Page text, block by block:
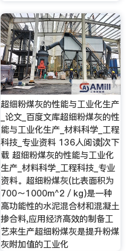
超细粉煤灰的性能与工业化生产
_论文_百度文库超细粉煤灰的性
能与工业化生产_材料科学_工程
科技_专业资料 136人阅读|次下
载 超细粉煤灰的性能与工业化
生产_材料科学_工程科技_专业
资料。超细粉煤灰(比表面积为
700～1000m^2／kg)是一种
高功能性的水泥混合材和混凝土
掺合料,应用经济高效的制备工
艺来生产超细粉煤灰是提升粉煤
灰附加值的工业化